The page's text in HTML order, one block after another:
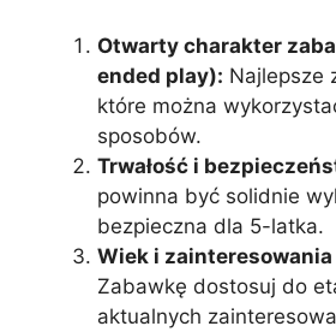
Otwarty charakter
ended play): Najlepsze
które można
sposobów.
Trwałość i
powinna być solidnie
bezpieczna dla 5-latka.
Wiek i
Zabawkę dostosuj do
aktualnych